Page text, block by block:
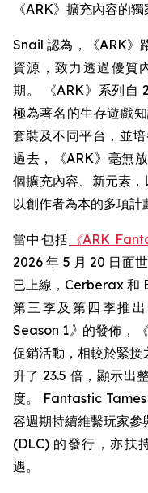
《ARK》擴充內容的獨
Snail 認為，《ARK》
資源，致力透過優質
期。 《ARK》系列自
極為著名的生存遊戲
套裝及不同平台，並
過去，《ARK》毫無
個擴充內容、新元素
以創作者為本的多項計
當中包括 《ARK
2026 年 5 月 20 日面
已上線，Cerberax 和
第三季及第四季推
Season 1》 的發佈，
促銷活動，相較於緊接
升了 23.5 倍，顯示出
度。 Fantastic
容週期持續維繫玩家參
(DLC) 的發行，亦扶
遇。